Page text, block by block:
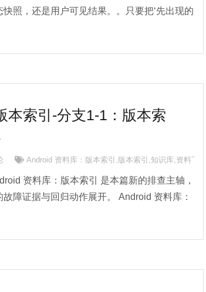
照，还是用户可见结果。。只要把‘先出现的
本索引-分支1-1：版本索
资料库：版本索引-分支1-1：版本索引：示例工程归档
Android 资料库：版本索引 , 版本索引 ,知识库,资料下载
资料库：版本索引 是本篇新的排查主轴，
障证据与回归动作展开。 Android 资料库：